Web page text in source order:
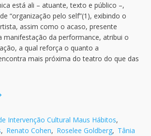
está ali – atuante, texto e público –,
“organização pelo self”(1), exibindo o
assim como o acaso, presente
manifestação da performance, atribui o
a qual reforça o quanto a
mais próxima do teatro do que das
Intervenção Cultural Maus Hábitos,
, Renato Cohen, Roselee Goldberg, Tânia